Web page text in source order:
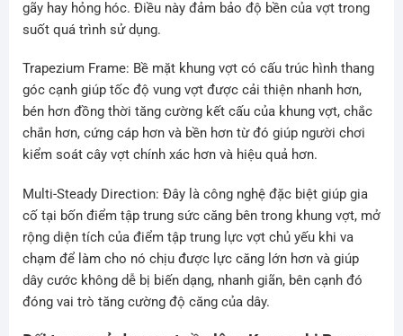
gãy hay hỏng hóc. Điều này đảm bảo độ bền của vợt trong
suốt quá trình sử dụng.
Trapezium Frame: Bề mặt khung vợt có cấu trúc hình thang
góc cạnh giúp tốc độ vung vợt được cải thiện nhanh hơn,
bén hơn đồng thời tăng cường kết cấu của khung vợt, chắc
chắn hơn, cứng cáp hơn và bền hơn từ đó giúp người chơi
kiểm soát cây vợt chính xác hơn và hiệu quả hơn.
Multi-Steady Direction: Đây là công nghệ đặc biệt giúp gia
cố tại bốn điểm tập trung sức căng bên trong khung vợt, mở
rộng diện tích của điểm tập trung lực vợt chủ yếu khi va
chạm để làm cho nó chịu được lực căng lớn hơn và giúp
dây cước không dễ bị biến dạng, nhanh giãn, bên cạnh đó
đóng vai trò tăng cường độ căng của dây.